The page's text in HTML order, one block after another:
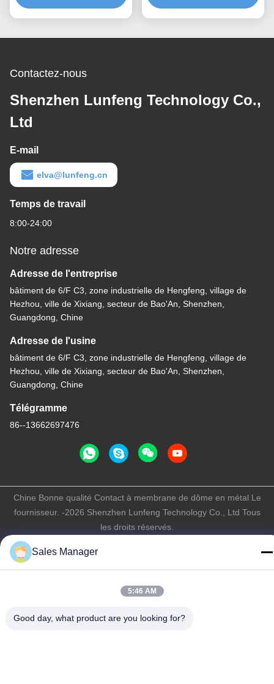
clavier numérique de
commutateur de bouton
Contactez-nous
Shenzhen Lunfeng Technology Co.,
Ltd
E-mail
elva@lunfeng.cn
Temps de travail
8:00-24:00
Notre adresse
Adresse de l'entreprise
bâtiment de 6/F C3, zone industrielle de Hengfeng, village de
Hezhou, ville de Xixiang, secteur de Bao'An, Shenzhen,
Guangdong, Chine
Adresse de l'usine
bâtiment de 6/F C3, zone industrielle de Hengfeng, village de
Hezhou, ville de Xixiang, secteur de Bao'An, Shenzhen,
Guangdong, Chine
Télégramme
86--13662697476
Chine Bonne qualité Contact à membrane de dôme en métal Le
fournisseur. -2026 Shenzhen Lunfeng Technology Co., Ltd Tous
les droits réservés.
Sales Manager
5:46 AM
Good day, what product are you looking for?